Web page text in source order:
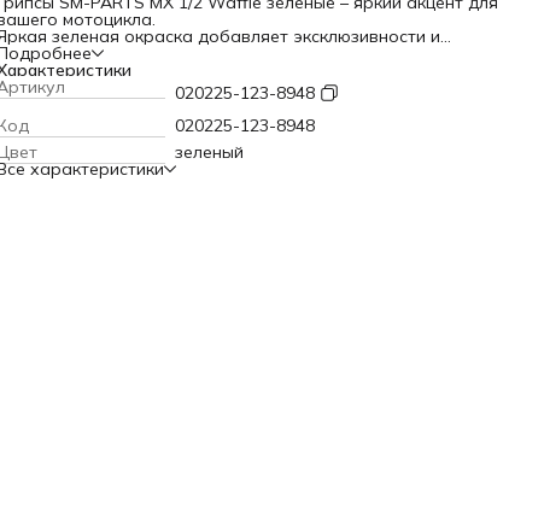
мотоцикла.
зеленая окраска добавляет эксклюзивности и
индивидуальный стиль.
поверхность «вафельного» типа обеспечивает
сцепление даже в дождливую погоду.
размеры подходят для большинства
моделей мотоциклов.
020225-123-8948
020225-123-8948
зеленый
характеристики